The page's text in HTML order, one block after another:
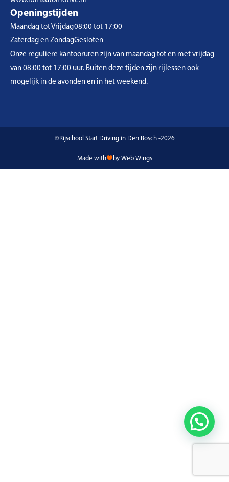
Openingstijden
Maandag tot Vrijdag
Zaterdag en Zondag
08:00 tot 17:00
Gesloten
Onze reguliere kantooruren zijn van maandag tot en met vrijdag
van 08:00 tot 17:00 uur. Buiten deze tijden zijn rijlessen ook
mogelijk in de avonden en in het weekend.
©Rijschool Start Driving in Den Bosch -2026
Made with by Web Wings